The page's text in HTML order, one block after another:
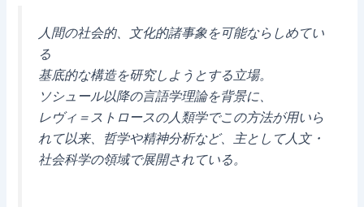
人間の社会的、文化的諸事象を可能ならしめてい
る
基底的な構造を研究しようとする立場。
ソシュール以降の言語学理論を背景に、
レヴィ＝ストロースの人類学でこの方法が用いら
れて以来、哲学や精神分析など、主として人文・
社会科学の領域で展開されている。